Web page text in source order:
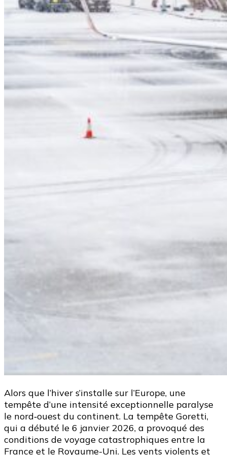
Alors que l’hiver s’installe sur l’Europe, une
tempête d’une intensité exceptionnelle paralyse
le nord‑ouest du continent. La tempête Goretti,
qui a débuté le 6 janvier 2026, a provoqué des
conditions de voyage catastrophiques entre la
France et le Royaume-Uni. Les vents violents et